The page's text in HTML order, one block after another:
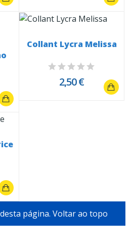
Collant Lycra Melissa
2,50 €
página. Voltar ao topo